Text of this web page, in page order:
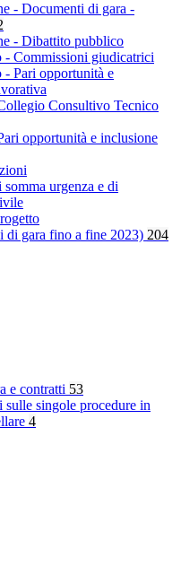
- Documenti di gara -
- Dibattito pubblico
- Commissioni giudicatrici
Pari opportunità e
Consultivo Tecnico
opportunità e inclusione
somma urgenza e di
di gara fino a fine 2023) 204
e contratti 53
singole procedure in
4